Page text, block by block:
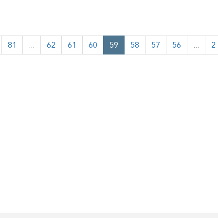
2
...
56
57
58
59
60
61
62
...
81